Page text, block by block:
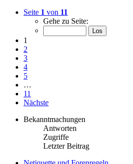
Seite 1 von 11
Gehe zu Seite:
1
2
3
4
5
…
11
Nächste
Bekanntmachungen
Antworten
Zugriffe
Letzter Beitrag